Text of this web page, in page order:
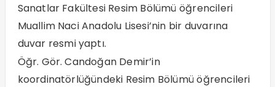
Sanatlar Fakültesi Resim Bölümü öğrencileri
Muallim Naci Anadolu Lisesi’nin bir duvarına
duvar resmi yaptı.
Öğr. Gör. Candoğan Demir’in
koordinatörlüğündeki Resim Bölümü öğrencileri